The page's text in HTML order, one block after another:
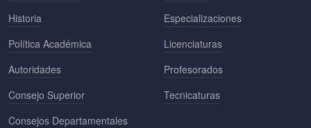
Historia
Política Académica
Autoridades
Consejo Superior
Consejos Departamentales
Especializaciones
Licenciaturas
Profesorados
Tecnicaturas